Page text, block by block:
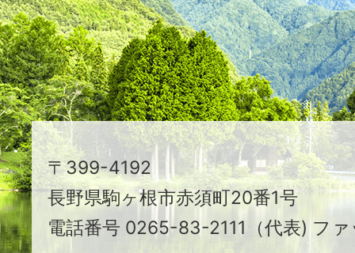
え
る
ま
ち
駒
ヶ
根
市
〒399-4192
長野県駒ヶ根市赤須町20番1号
電話番号 0265-83-2111（代表) フ